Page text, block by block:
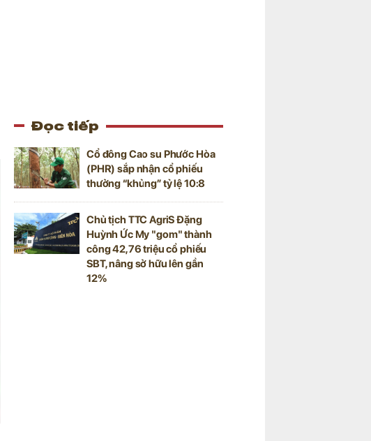
Đọc tiếp
Cổ đông Cao su Phước Hòa
(PHR) sắp nhận cổ phiếu
thưởng “khủng” tỷ lệ 10:8
Chủ tịch TTC AgriS Đặng
Huỳnh Ức My "gom" thành
công 42,76 triệu cổ phiếu
SBT, nâng sở hữu lên gần
12%